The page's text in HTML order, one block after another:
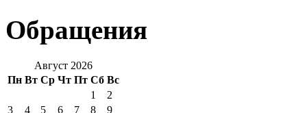
Обращения
Август 2026
Пн Вт Ср Чт Пт Сб Вс
1
2
3
4 5 6 7 8
9